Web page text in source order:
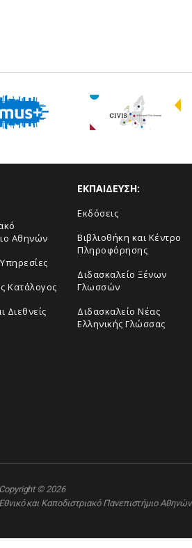
Αθηνών
Κατάλογος
Διεθνείς
ΕΚΠΑΙΔΕΥΣΗ:
Εκδόσεις
Βιβλιοθήκη και Κέντρο
Πληροφόρησης
Διδασκαλείο Ξένων
Γλωσσών
Διδασκαλείο Νέας
Ελληνικής Γλώσσας
Copyright © 2026
Εθνικό και Καποδιστριακό Πανεπιστήμιο Αθηνών